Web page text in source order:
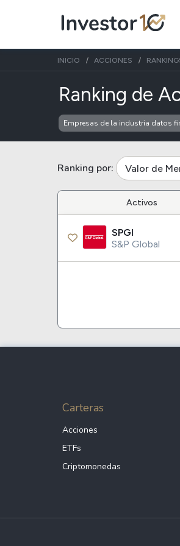
Temas del momento
Stocks
Google
INICIO ACCIONES
Ranking de
Empresas de la industria datos
Ranking por: Valor de
Activos
SPGI
S&P Global
Carteras
Acciones
ETFs
Criptomonedas